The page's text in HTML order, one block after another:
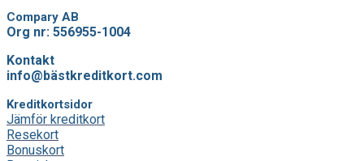
Compary AB
Org nr: 556955-1004
Kontakt
info@bästkreditkort.com
Kreditkortsidor
Jämför kreditkort
Resekort
Bonuskort